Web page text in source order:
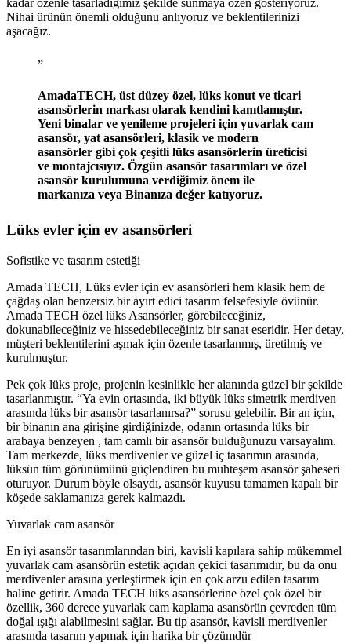
Nihai ürünün önemli olduğunu anlıyoruz ve beklentilerinizi
aşacağız.
”
AmadaTECH, üst düzey özel, lüks konut ve ticari
asansörlerin markası olarak kendini kanıtlamıştır.
Yeni binalar ve yenileme projeleri için yuvarlak cam
asansör, yat asansörleri, klasik ve modern
asansörler gibi çok çeşitli lüks asansörlerin üreticisi
ve montajcısıyız. Özgün asansör tasarımları ve özel
asansör kurulumuna verdiğimiz önem ile
markanıza veya Binanıza değer katıyoruz.
Lüks evler için ev asansörleri
Sofistike ve tasarım estetiği
Amada TECH, Lüks evler için ev asansörleri hem klasik hem de
çağdaş olan benzersiz bir ayırt edici tasarım felsefesiyle övünür.
Amada TECH özel lüks Asansörler, görebileceğiniz,
dokunabileceğiniz ve hissedebileceğiniz bir sanat eseridir. Her detay,
müşteri beklentilerini aşmak için özenle tasarlanmış, üretilmiş ve
kurulmuştur.
Pek çok lüks proje, projenin kesinlikle her alanında güzel bir şekilde
tasarlanmıştır. “Ya evin ortasında, iki büyük lüks simetrik merdiven
arasında lüks bir asansör tasarlanırsa?” sorusu gelebilir. Bir an için,
bir binanın ana girişine girdiğinizde, odanın ortasında lüks bir
arabaya benzeyen , tam camlı bir asansör bulduğunuzu varsayalım.
Tam merkezde, lüks merdivenler ve güzel iç tasarımın arasında,
lüksün tüm görünümünü güçlendiren bu muhteşem asansör şaheseri
oturuyor. Durum böyle olsaydı, asansör kuyusu tamamen kapalı bir
köşede saklamanıza gerek kalmazdı.
Yuvarlak cam asansör
En iyi asansör tasarımlarından biri, kavisli kapılara sahip mükemmel
yuvarlak cam asansörün estetik açıdan çekici tasarımıdır, bu da onu
merdivenler arasına yerleştirmek için en çok arzu edilen tasarım
haline getirir. Amada TECH lüks asansörlerine özel çok özel bir
özellik, 360 derece yuvarlak cam kaplama asansörün çevreden tüm
doğal ışığı alabilmesini sağlar. Bu tip asansör, kavisli merdivenler
arasında tasarım yapmak için harika bir çözümdür